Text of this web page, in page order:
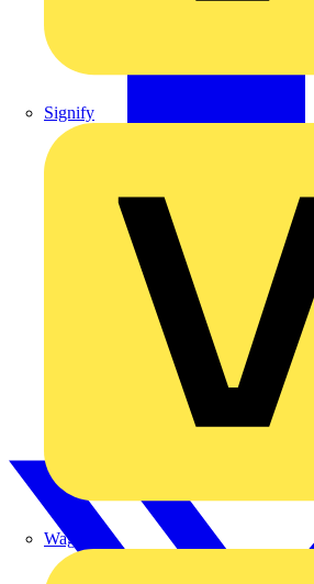
Signify
Wago